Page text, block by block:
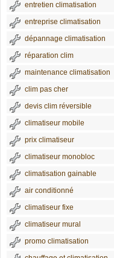
entretien climatisation
entreprise climatisation
dépannage climatisation
réparation clim
maintenance climatisation
clim pas cher
devis clim réversible
climatiseur mobile
prix climatiseur
climatiseur monobloc
climatisation gainable
air conditionné
climatiseur fixe
climatiseur mural
promo climatisation